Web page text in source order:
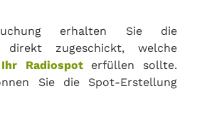
erhalten Sie die
direkt zugeschickt, welche
Radiospoterfüllen sollte.
Sie die Spot-Erstellung